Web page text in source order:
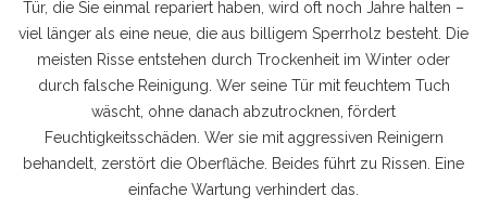
Tür, die Sie einmal repariert haben, wird oft noch Jahre halten –
viel länger als eine neue, die aus billigem Sperrholz besteht. Die
meisten Risse entstehen durch Trockenheit im Winter oder
durch falsche Reinigung. Wer seine Tür mit feuchtem Tuch
wäscht, ohne danach abzutrocknen, fördert
Feuchtigkeitsschäden. Wer sie mit aggressiven Reinigern
behandelt, zerstört die Oberfläche. Beides führt zu Rissen. Eine
einfache Wartung verhindert das.